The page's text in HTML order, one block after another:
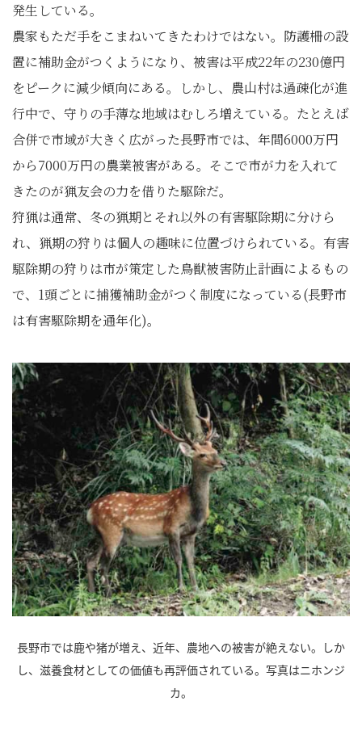
発生している。
農家もただ手をこまねいてきたわけではない。防護柵の設
置に補助金がつくようになり、被害は平成22年の230億円
をピークに減少傾向にある。しかし、農山村は過疎化が進
行中で、守りの手薄な地域はむしろ増えている。たとえば
合併で市域が大きく広がった長野市では、年間6000万円
から7000万円の農業被害がある。そこで市が力を入れて
きたのが猟友会の力を借りた駆除だ。
狩猟は通常、冬の猟期とそれ以外の有害駆除期に分けら
れ、猟期の狩りは個人の趣味に位置づけられている。有害
駆除期の狩りは市が策定した鳥獣被害防止計画によるもの
で、1頭ごとに捕獲補助金がつく制度になっている(長野市
は有害駆除期を通年化)。
長野市では鹿や猪が増え、近年、農地への被害が絶えない。しか
し、滋養食材としての価値も再評価されている。写真はニホンジ
カ。